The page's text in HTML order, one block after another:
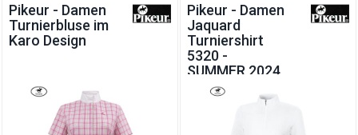
Pikeur - Damen
Turnierbluse im
Karo Design
Pikeur - Damen
Jaquard
Turniershirt
5320 -
SUMMER 2024